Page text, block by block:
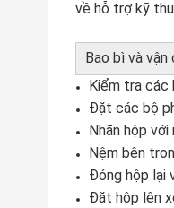
về hỗ trợ kỹ
Bao bì và vận
Kiểm tra
Đặt các bộ
Nhãn hộp
Nệm bên
Đóng hộp lại
Đặt hộp lên